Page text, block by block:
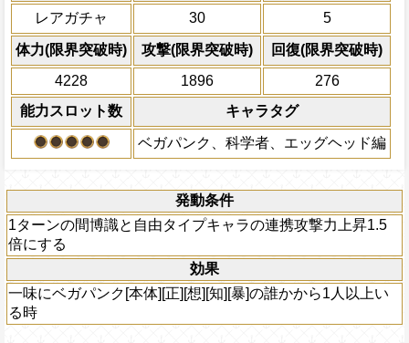
レアガチャ 30 5
体力(限界突破時) 攻撃(限界突破時)
回復(限界突破時)
4228
1896
276
能力スロット数
キャラタグ
ベガパンク、科学者、エッグヘッド編
影響増大効果がかかっている時、2ターン
数の初期値が2.75、上限値が8.0で固定、
の間博識と自由タイプキャラのスロット
の効果は効果量上昇効果を2回まで受けら
ガパンク]が2人以上いる時、博識と自由
殺ターンを2短縮し、一味にかかっている
ト影響増大効果をさらに+0.25上昇させ
必殺技のスロット影響増大効果にも影響
上限突破
[科学者]のキャラタグを持つキャラ
自分の攻撃がPERFECTならば、
最終ヒット時のダメージが8%上乗せ
超連携技Lv5を習得する
発動条件
1ターンの間博識と自由タイプキャラの連携攻撃力上昇1.5
倍にする
効果
一味にベガパンク[本体][正][想][知][暴]の誰かから1人以上い
る時